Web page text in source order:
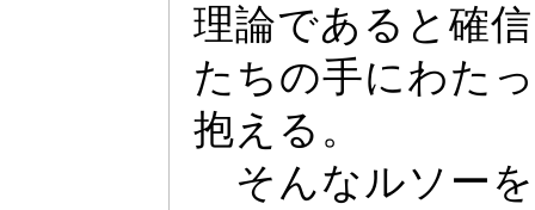
理論であると確
たちの手にわた っ
抱える。
そんなルソー